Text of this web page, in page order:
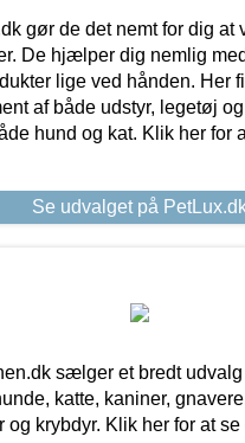
gør de det nemt for dig at
De hjælper dig nemlig
lige ved hånden. Her
af både udstyr, legetøj
hund og kat. Klik her for
Se udvalget på
sælger et bredt udvalg
katte, kaniner,
og krybdyr. Klik her for at